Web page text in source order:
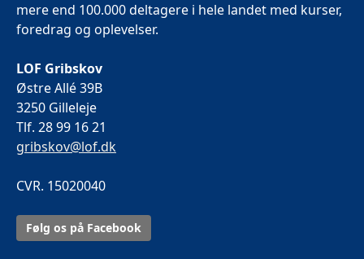
mere end 100.000 deltagere i hele landet med kurser,
foredrag og oplevelser.
LOF Gribskov
Østre Allé 39B
3250 Gilleleje
Tlf. 28 99 16 21
gribskov@lof.dk
CVR. 15020040
Følg os på Facebook